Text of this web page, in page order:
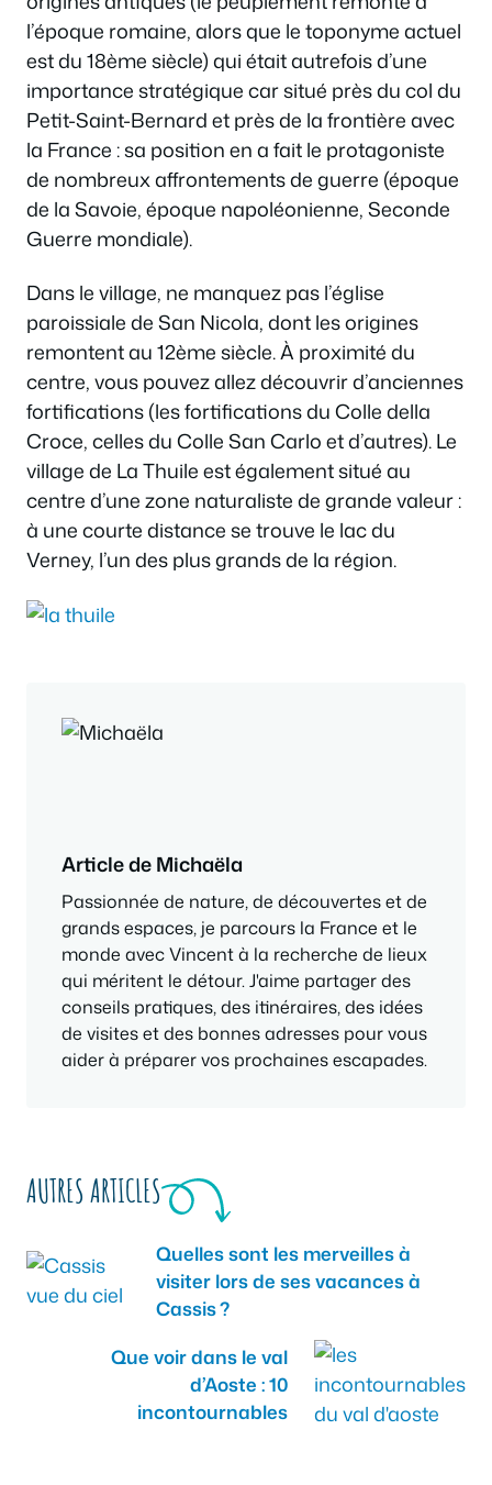
l’époque romaine, alors que le toponyme actuel
est du 18ème siècle) qui était autrefois d’une
importance stratégique car situé près du col du
Petit-Saint-Bernard et près de la frontière avec
la France : sa position en a fait le protagoniste
de nombreux affrontements de guerre (époque
de la Savoie, époque napoléonienne, Seconde
Guerre mondiale).
Dans le village, ne manquez pas l’église
paroissiale de San Nicola, dont les origines
remontent au 12ème siècle. À proximité du
centre, vous pouvez allez découvrir d’anciennes
fortifications (les fortifications du Colle della
Croce, celles du Colle San Carlo et d’autres). Le
village de La Thuile est également situé au
centre d’une zone naturaliste de grande valeur :
à une courte distance se trouve le lac du
Verney, l’un des plus grands de la région.
Article de Michaëla
Passionnée de nature, de découvertes et de
grands espaces, je parcours la France et le
monde avec Vincent à la recherche de lieux
qui méritent le détour. J'aime partager des
conseils pratiques, des itinéraires, des idées
de visites et des bonnes adresses pour vous
aider à préparer vos prochaines escapades.
AUTRES ARTICLES
Quelles sont les merveilles à
visiter lors de ses vacances à
Cassis ?
Que voir dans le val
d’Aoste : 10
incontournables